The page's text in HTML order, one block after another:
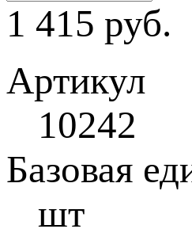
1 415 руб.
Артикул
10242
Базовая
шт